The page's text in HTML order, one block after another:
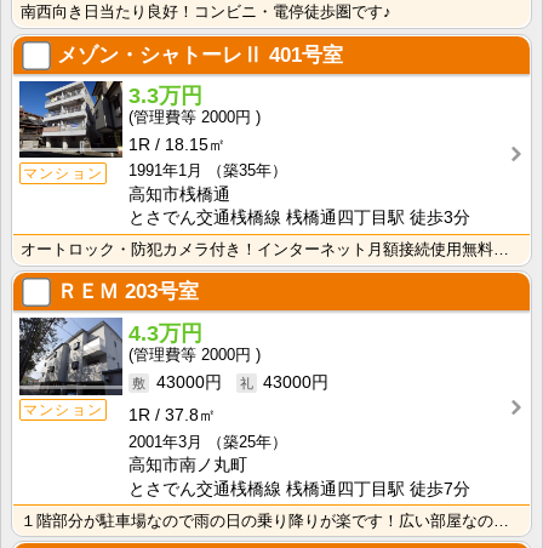
南西向き日当たり良好！コンビニ・電停徒歩圏です♪
メゾン・シャトーレⅡ 401号室
マンション
3.3万円
2000円
1R
18.15㎡
1991年1月
（築35年）
高知市桟橋通
とさでん交通桟橋線 桟橋通四丁目駅 徒歩3分
ＲＥＭ 203号室
マンション
4.3万円
2000円
43000円
43000円
1R
37.8㎡
2001年3月
（築25年）
高知市南ノ丸町
とさでん交通桟橋線 桟橋通四丁目駅 徒歩7分